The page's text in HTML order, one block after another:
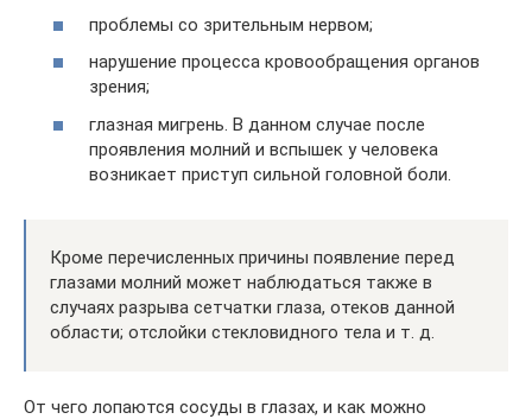
проблемы со зрительным нервом;
нарушение процесса кровообращения органов
зрения;
глазная мигрень. В данном случае после
проявления молний и вспышек у человека
возникает приступ сильной головной боли.
Кроме перечисленных причины появление перед
глазами молний может наблюдаться также в
случаях разрыва сетчатки глаза, отеков данной
области; отслойки стекловидного тела и т. д.
От чего лопаются сосуды в глазах, и как можно